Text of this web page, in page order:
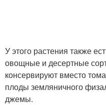
У этого растения также
овощные и десертные
консервируют вместо
плоды земляничного
джемы.